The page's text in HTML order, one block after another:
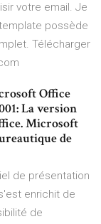
votre email. Je
possède
Télécharger
Office
La version
Microsoft
de
de présentation
enrichit de
de